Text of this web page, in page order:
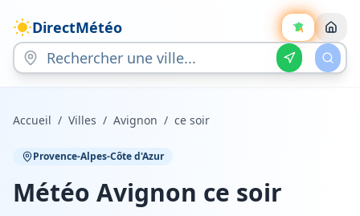
DirectMétéo
Accueil / Villes / Avignon / ce soir
Provence-Alpes-Côte d'Azur
Météo Avignon ce soir